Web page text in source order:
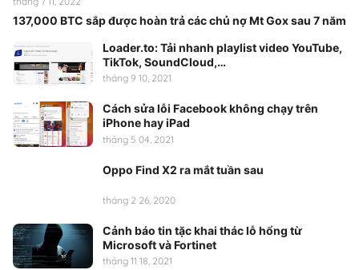
137,000 BTC sắp được hoàn trả các chủ nợ Mt Gox sau 7 năm
Loader.to: Tải nhanh playlist video YouTube,
TikTok, SoundCloud,…
tháng 9 10, 2021
Cách sửa lỗi Facebook không chạy trên
iPhone hay iPad
tháng 5 04, 2021
Oppo Find X2 ra mắt tuần sau
tháng 2 26, 2020
Cảnh báo tin tặc khai thác lỗ hổng từ
Microsoft và Fortinet
tháng 11 18, 2021